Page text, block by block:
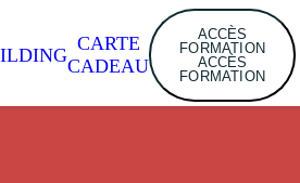
CARTE
CADEAU
ACCÈS
FORMATION
ACCÈS
FORMATION